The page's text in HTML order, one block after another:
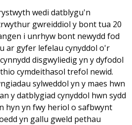
wedi datblygu'n
gwreiddiol y bont tua 20
i unrhyw bont newydd fod
ar gyfer lefelau cynyddol o'r
disgwyliedig yn y dyfodol
cymdeithasol trefol newid.
sylweddol yn y maes hwn
y datblygiad cynyddol hwn sydd
hyn yn fwy heriol o safbwynt
yn gallu gweld pethau